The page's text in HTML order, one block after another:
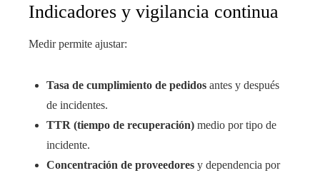
Indicadores y vigilancia continua
Medir permite ajustar:
Tasa de cumplimiento de pedidos antes y después
de incidentes.
TTR (tiempo de recuperación) medio por tipo de
incidente.
Concentración de proveedores y dependencia por